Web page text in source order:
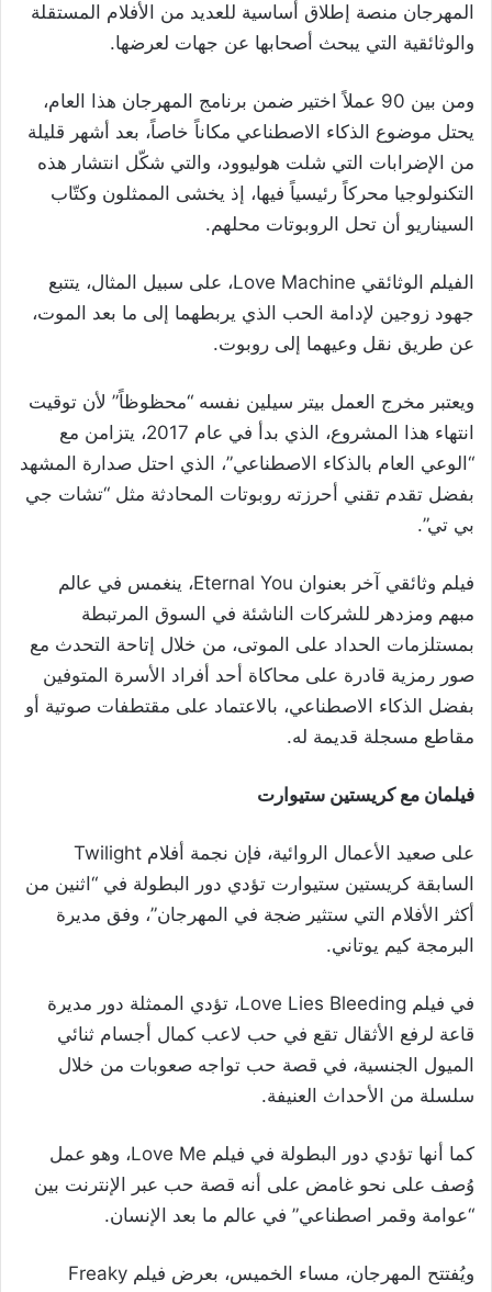
المهرجان منصة إطلاق أساسية للعديد من الأفلام المستقلة
والوثائقية التي يبحث أصحابها عن جهات لعرضها.
ومن بين 90 عملاً اختير ضمن برنامج المهرجان هذا العام،
يحتل موضوع الذكاء الاصطناعي مكاناً خاصاً، بعد أشهر قليلة
من الإضرابات التي شلت هوليوود، والتي شكّل انتشار هذه
التكنولوجيا محركاً رئيسياً فيها، إذ يخشى الممثلون وكتّاب
السيناريو أن تحل الروبوتات محلهم.
الفيلم الوثائقي Love Machine، على سبيل المثال، يتتبع
جهود زوجين لإدامة الحب الذي يربطهما إلى ما بعد الموت،
عن طريق نقل وعيهما إلى روبوت.
ويعتبر مخرج العمل بيتر سيلين نفسه “محظوظاً” لأن توقيت
انتهاء هذا المشروع، الذي بدأ في عام 2017، يتزامن مع
“الوعي العام بالذكاء الاصطناعي”، الذي احتل صدارة المشهد
بفضل تقدم تقني أحرزته روبوتات المحادثة مثل “تشات جي
بي تي”.
فيلم وثائقي آخر بعنوان Eternal You، ينغمس في عالم
مبهم ومزدهر للشركات الناشئة في السوق المرتبطة
بمستلزمات الحداد على الموتى، من خلال إتاحة التحدث مع
صور رمزية قادرة على محاكاة أحد أفراد الأسرة المتوفين
بفضل الذكاء الاصطناعي، بالاعتماد على مقتطفات صوتية أو
مقاطع مسجلة قديمة له.
فيلمان مع كريستين ستيوارت
على صعيد الأعمال الروائية، فإن نجمة أفلام Twilight
السابقة كريستين ستيوارت تؤدي دور البطولة في “اثنين من
أكثر الأفلام التي ستثير ضجة في المهرجان”، وفق مديرة
البرمجة كيم يوتاني.
في فيلم Love Lies Bleeding، تؤدي الممثلة دور مديرة
قاعة لرفع الأثقال تقع في حب لاعب كمال أجسام ثنائي
الميول الجنسية، في قصة حب تواجه صعوبات من خلال
سلسلة من الأحداث العنيفة.
كما أنها تؤدي دور البطولة في فيلم Love Me، وهو عمل
وُصف على نحو غامض على أنه قصة حب عبر الإنترنت بين
“عوامة وقمر اصطناعي” في عالم ما بعد الإنسان.
ويُفتتح المهرجان، مساء الخميس، بعرض فيلم Freaky